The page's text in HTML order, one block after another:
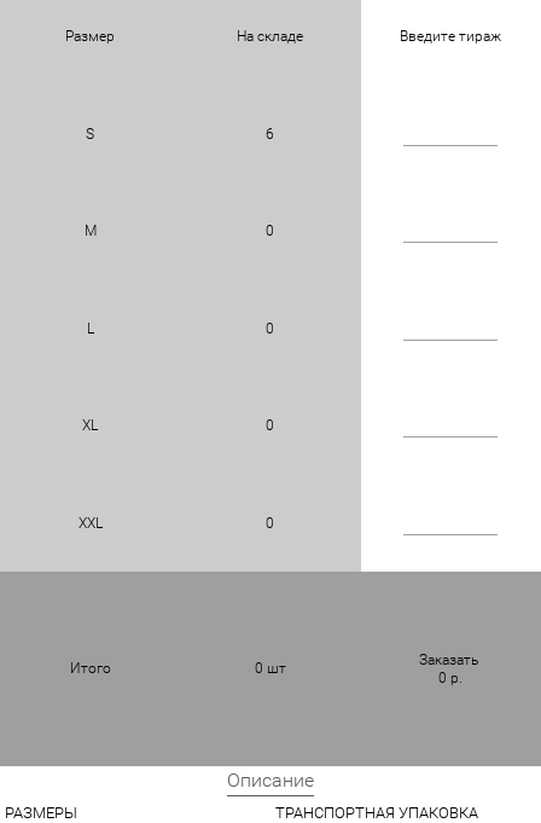
Размер На складе Введите тираж
S 6
M 0
L 0
XL 0
XXL 0
Итого 0 шт
Заказать
0 р.
Описание
РАЗМЕРЫ
ТРАНСПОРТНАЯ УПАКОВКА